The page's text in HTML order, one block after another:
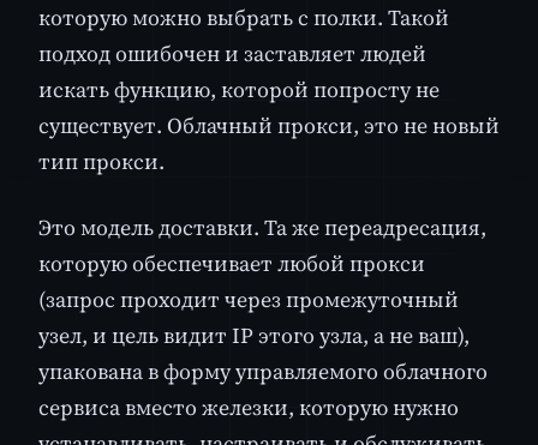
которую можно выбрать с полки. Такой
подход ошибочен и заставляет людей
искать функцию, которой попросту не
существует. Облачный прокси, это не новый
тип прокси.
Это модель доставки. Та же переадресация,
которую обеспечивает любой прокси
(запрос проходит через промежуточный
узел, и цель видит IP этого узла, а не ваш),
упакована в форму управляемого облачного
сервиса вместо железки, которую нужно